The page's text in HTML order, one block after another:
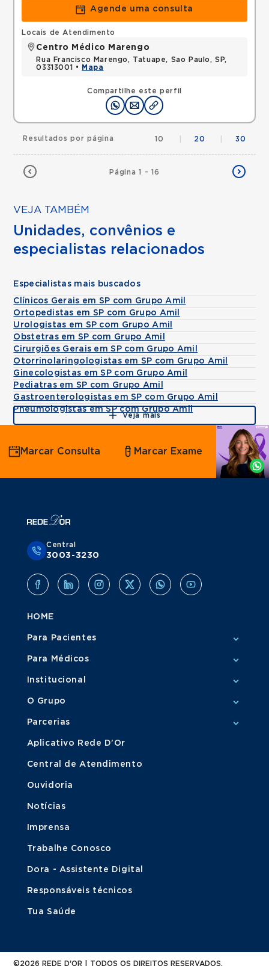
Agende uma consulta
Compartilhe este perfil
Locais de Atendimento
Centro Médico Marengo
Rua Francisco Marengo, Tatuape, Sao Paulo, SP,
03313001 •
Mapa
Página 1 - 16
Resultados por página 10 20 30
VEJA TAMBÉM
Unidades, convênios e
especialistas relacionados
Especialistas mais buscados
Clínicos Gerais em SP com Grupo Amil
Ortopedistas em SP com Grupo Amil
Urologistas em SP com Grupo Amil
Obstetras em SP com Grupo Amil
Cirurgiões Gerais em SP com Grupo Amil
Otorrinolaringologistas em SP com Grupo Amil
Ginecologistas em SP com Grupo Amil
Pediatras em SP com Grupo Amil
Gastroenterologistas em SP com Grupo Amil
Pneumologistas em SP com Grupo Amil
Veja mais
Agende
por
Whatsapp
Marcar Consulta Marcar Exame
Central
3003-3230
HOME
Para Pacientes
Para Médicos
Institucional
O Grupo
Parcerias
Aplicativo Rede D'Or
Central de Atendimento
Ouvidoria
Notícias
Imprensa
Trabalhe Conosco
Dora - Assistente Digital
Responsáveis técnicos
Tua Saúde
©2026 REDE D'OR | TODOS OS DIREITOS RESERVADOS.